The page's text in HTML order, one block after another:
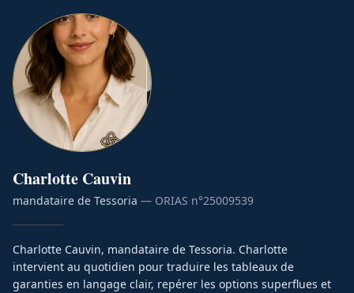
Charlotte Cauvin
mandataire de Tessoria — ORIAS n°25009539
Charlotte Cauvin, mandataire de Tessoria. Charlotte
intervient au quotidien pour traduire les tableaux de
garanties en langage clair, repérer les options superflues et